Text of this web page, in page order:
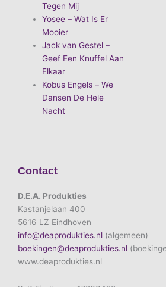
Tegen Mij
Yosee – Wat Is Er
Mooier
Jack van Gestel –
Geef Een Knuffel Aan
Elkaar
Kobus Engels – We
Dansen De Hele
Nacht
Contact
D.E.A. Produkties
Kastanjelaan 400
5616 LZ Eindhoven
info@deaprodukties.nl (algemeen)
boekingen@deaprodukties.nl
www.deaprodukties.nl